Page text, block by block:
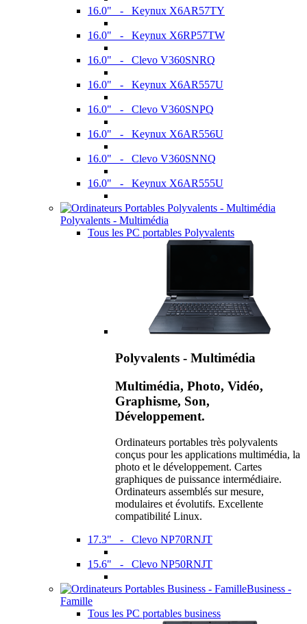
16.0" - Keynux X6AR57TY
16.0" - Keynux X6RP57TW
16.0" - Clevo V360SNRQ
16.0" - Keynux X6AR557U
16.0" - Clevo V360SNPQ
16.0" - Keynux X6AR556U
16.0" - Clevo V360SNNQ
16.0" - Keynux X6AR555U
Polyvalents - Multimédia
Tous les PC portables Polyvalents
Polyvalents - Multimédia
Multimédia, Photo, Vidéo,
Graphisme, Son,
Développement.
Ordinateurs portables très polyvalents
conçus pour les applications multimédia, la
photo et le développement. Cartes
graphiques de puissance intermédiaire.
Ordinateurs assemblés sur mesure,
modulaires et évolutifs. Excellente
compatibilité Linux.
17.3" - Clevo NP70RNJT
15.6" - Clevo NP50RNJT
Business -
Famille
Tous les PC portables business